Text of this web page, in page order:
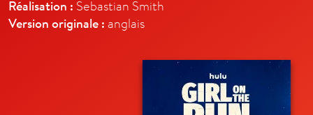
Réalisation : Sebastian Smith
Version originale : anglais